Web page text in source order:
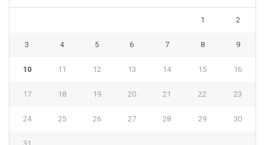
1 2
3 4 5 6 7 8 9
10 11 12 13 14 15 16
17 18 19 20 21 22 23
24 25 26 27 28 29 30